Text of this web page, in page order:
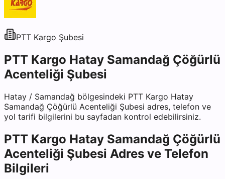
PTT Kargo Şubesi
PTT Kargo Hatay Samandağ Çöğürlü
Acenteliği Şubesi
Hatay / Samandağ bölgesindeki PTT Kargo Hatay
Samandağ Çöğürlü Acenteliği Şubesi adres, telefon ve
yol tarifi bilgilerini bu sayfadan kontrol edebilirsiniz.
PTT Kargo Hatay Samandağ Çöğürlü
Acenteliği Şubesi Adres ve Telefon
Bilgileri